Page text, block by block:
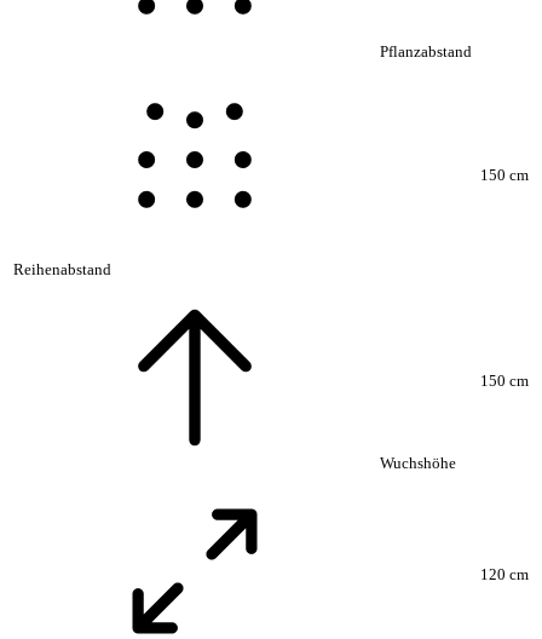
Pflanzabstand
Reihenabstand
150 cm
Wuchshöhe
150 cm
120 cm